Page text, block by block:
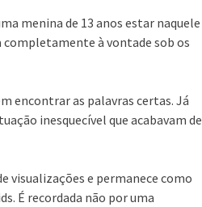
menina de 13 anos estar naquele
à vontade sob os
encontrar as palavras certas. Já
inesquecível que acabavam de
visualizações e permanece como
É recordada não por uma